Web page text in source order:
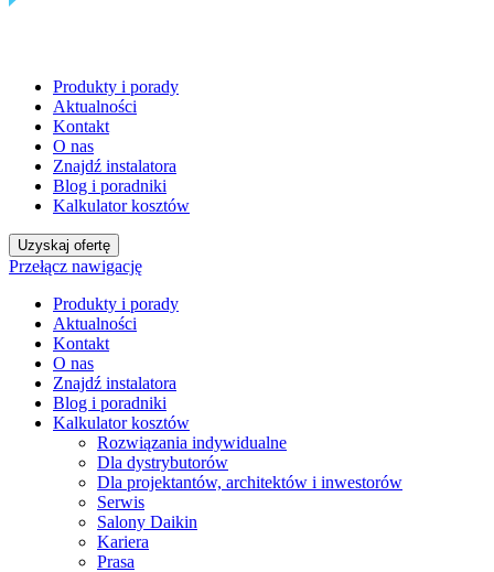
Produkty i porady
Aktualności
Kontakt
O nas
Znajdź instalatora
Blog i poradniki
Kalkulator kosztów
Uzyskaj ofertę
Przełącz nawigację
Produkty i porady
Aktualności
Kontakt
O nas
Znajdź instalatora
Blog i poradniki
Kalkulator kosztów
Rozwiązania indywidualne
Dla dystrybutorów
Dla projektantów, architektów i inwestorów
Serwis
Salony Daikin
Kariera
Prasa